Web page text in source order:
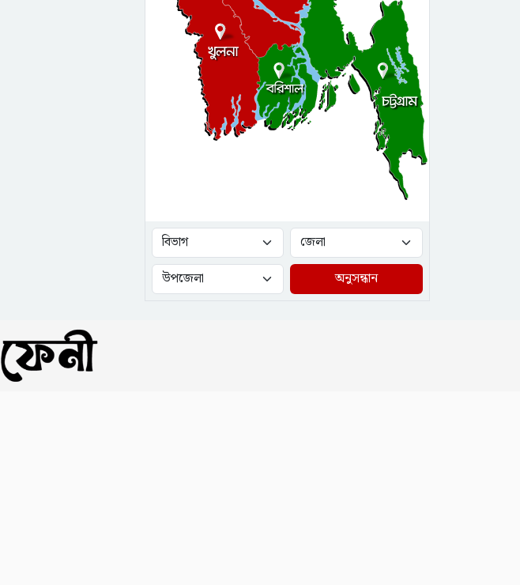
‘সুইজারল্যান্ড প্রবাসী’ ফেসবুক
পেজের স্যাটায়ার পোস্ট নিয়ে
গবেষণাপত্র প্রকাশ!
রিমার্ক চ্যাম্পিয়ন পার্টনার্স মিট:
মাস সেরা পারফরম্যান্সের স্বীকৃতি
পেলেন ৫ ডিস্ট্রিবিউটর
অনুসন্ধান